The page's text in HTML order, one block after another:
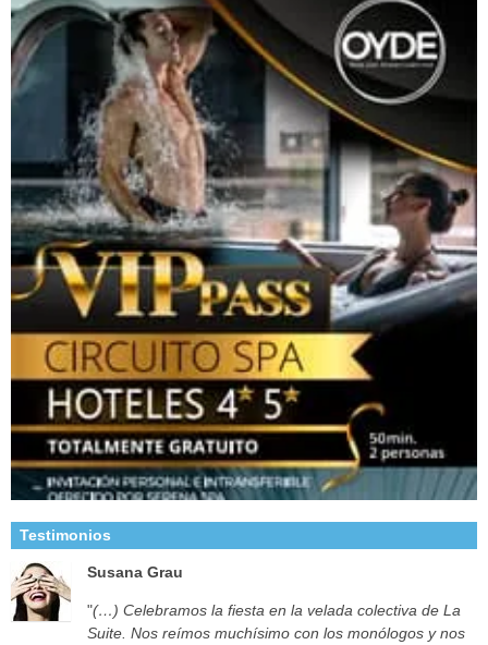
Testimonios
Susana Grau
"(…) Celebramos la fiesta en la velada colectiva de La
Suite. Nos reímos muchísimo con los monólogos y nos